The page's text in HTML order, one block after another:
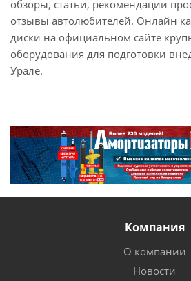
обзоры, статьи, рекомендации
отзывы автолюбителей. Онлайн
диски на официальном сайте
оборудования для подготовки
Урале.
Компания
О компании
Новости